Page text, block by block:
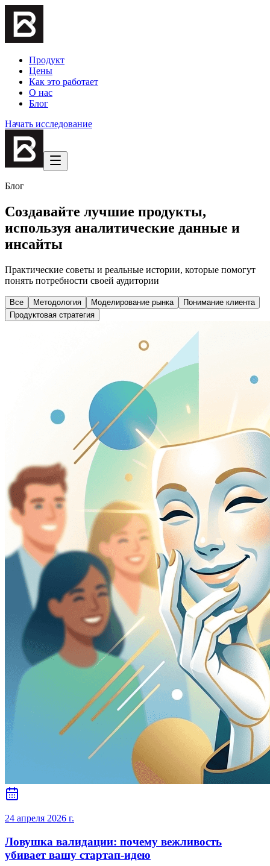
Продукт
Цены
Как это работает
О нас
Блог
Начать исследование
Блог
Создавайте лучшие продукты,
используя аналитические данные и
инсайты
Практические советы и реальные истории, которые помогут
понять потребности своей аудитории
Все Методология Моделирование рынка
Понимание клиента
Продуктовая стратегия
24 апреля 2026 г.
Ловушка валидации: почему вежливость
убивает вашу стартап-идею